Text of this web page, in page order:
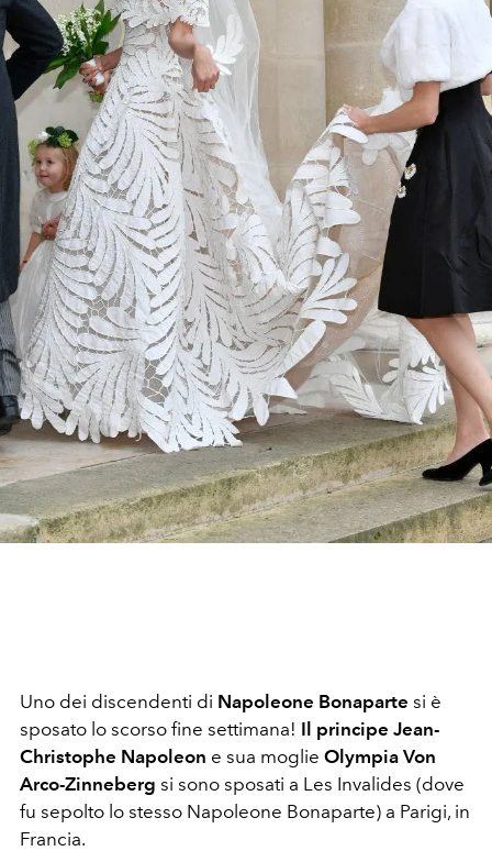
Uno dei discendenti di Napoleone Bonaparte si è
sposato lo scorso fine settimana! Il principe Jean-
Christophe Napoleon e sua moglie Olympia Von
Arco-Zinneberg si sono sposati a Les Invalides (dove
fu sepolto lo stesso Napoleone Bonaparte) a Parigi, in
Francia.